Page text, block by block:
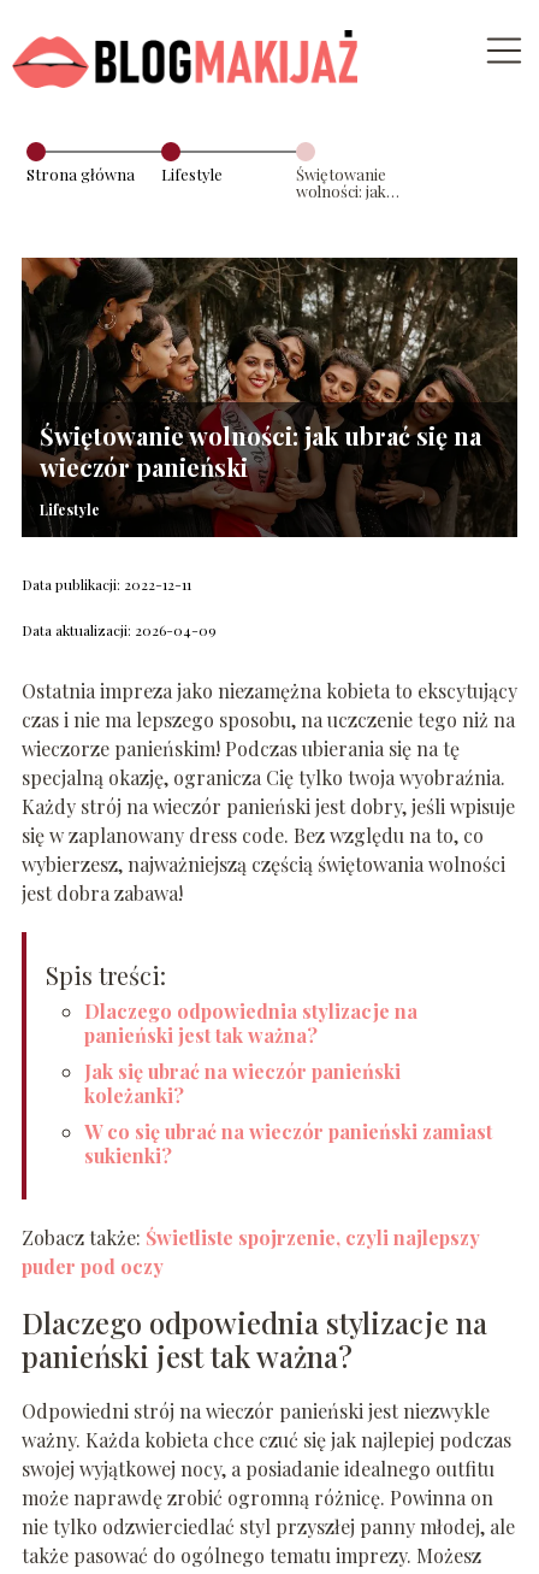
Strona główna Lifestyle
Świętowanie
wolności: jak
Świętowanie wolności: jak ubrać się na
wieczór panieński
Lifestyle
Data publikacji: 2022-12-11
Data aktualizacji: 2026-04-09
Ostatnia impreza jako niezamężna kobieta to ekscytujący
czas i nie ma lepszego sposobu, na uczczenie tego niż na
wieczorze panieńskim! Podczas ubierania się na tę
specjalną okazję, ogranicza Cię tylko twoja wyobraźnia.
Każdy strój na wieczór panieński jest dobry, jeśli wpisuje
się w zaplanowany dress code. Bez względu na to, co
wybierzesz, najważniejszą częścią świętowania wolności
jest dobra zabawa!
Spis treści:
Dlaczego odpowiednia stylizacje na
panieński jest tak ważna?
Jak się ubrać na wieczór panieński
koleżanki?
W co się ubrać na wieczór panieński zamiast
sukienki?
Zobacz także: Świetliste spojrzenie, czyli najlepszy
puder pod oczy
Dlaczego odpowiednia stylizacje na
panieński jest tak ważna?
Odpowiedni strój na wieczór panieński jest niezwykle
ważny. Każda kobieta chce czuć się jak najlepiej podczas
swojej wyjątkowej nocy, a posiadanie idealnego outfitu
może naprawdę zrobić ogromną różnicę. Powinna on
nie tylko odzwierciedlać styl przyszłej panny młodej, ale
także pasować do ogólnego tematu imprezy. Możesz